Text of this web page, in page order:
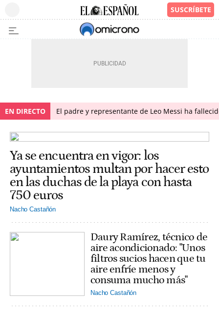
EN DIRECTO El padre y representante de Leo Messi ha
Ya se encuentra en vigor: los
ayuntamientos multan por hacer esto
en las duchas de la playa con hasta
750 euros
Nacho Castañón
Daury Ramírez, técnico de
aire acondicionado: "Unos
filtros sucios hacen que tu
aire enfríe menos y
consuma mucho más"
Nacho Castañón